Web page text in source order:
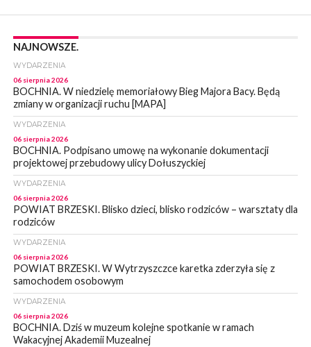
NAJNOWSZE.
WYDARZENIA
06 sierpnia 2026
BOCHNIA. W niedzielę memoriałowy Bieg Majora Bacy. Będą
zmiany w organizacji ruchu [MAPA]
WYDARZENIA
06 sierpnia 2026
BOCHNIA. Podpisano umowę na wykonanie dokumentacji
projektowej przebudowy ulicy Dołuszyckiej
WYDARZENIA
06 sierpnia 2026
POWIAT BRZESKI. Blisko dzieci, blisko rodziców – warsztaty dla
rodziców
WYDARZENIA
06 sierpnia 2026
POWIAT BRZESKI. W Wytrzyszczce karetka zderzyła się z
samochodem osobowym
WYDARZENIA
06 sierpnia 2026
BOCHNIA. Dziś w muzeum kolejne spotkanie w ramach
Wakacyjnej Akademii Muzealnej